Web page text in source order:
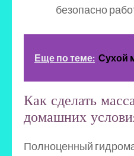
безопасно
Еще по теме: Сухой
Как сделать
домашних
Полноценный